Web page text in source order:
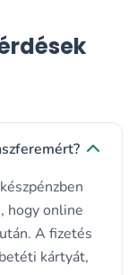
hogy online
A fizetés
kártyát,